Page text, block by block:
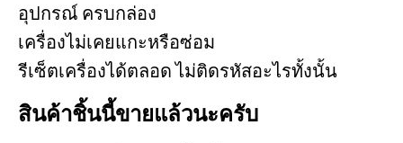
อุปกรณ์ ครบกล่อง
เครื่องไม่เคยแกะหรือซ่อม
รีเซ็ตเครื่องได้ตลอด ไม่ติดรหัสอะไรทั้งนั้น
สินค้าชิ้นนี้ขายแล้วนะครับ